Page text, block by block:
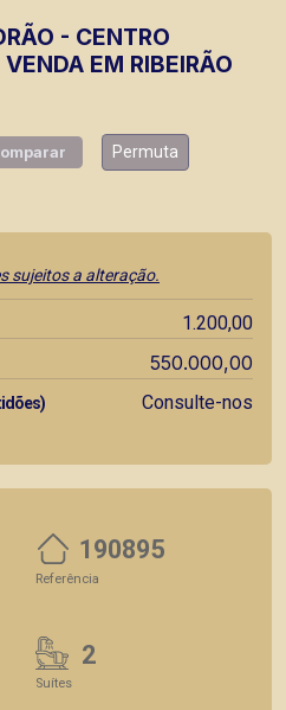
- CENTRO
EM RIBEIRÃO
Permuta
sujeitos a alteração.
1.200,00
550.000,00
Consulte-nos
190895
Referência
2
Suítes